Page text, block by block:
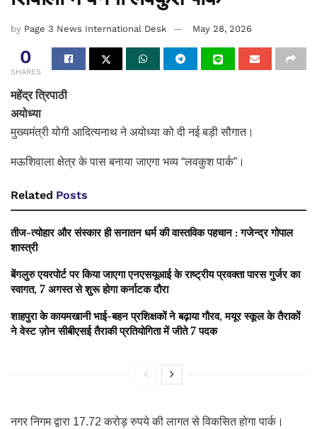
by Page 3 News International Desk May 28, 2026
0
SHARES
महेंद्र त्रिपाठी
अयोध्या
मुख्यमंत्री योगी आदित्यनाथ ने अयोध्या को दी नई बड़ी सौगात।
मऊशिवाला क्षेत्र के पास बनाया जाएगा भव्य “लवकुश पार्क”।
Related Posts
तीज-त्योहार और संस्कार ही सनातन धर्म की वास्तविक पहचान : गजेन्द्र गोपाल
शास्त्री
बेंगलुरु एयरपोर्ट पर किया जाएगा एनएसयूआई के राष्ट्रीय प्रवक्ता पारस गुर्जर का
स्वागत, 7 अगस्त से शुरू होगा कर्नाटक दौरा
शाहपुरा के कायमखानी भाई-बहन प्रशिक्षकों ने बढ़ाया गौरव, मयूर स्कूल के तैराकों
ने वेस्ट ज़ोन सीबीएसई तैराकी प्रतियोगिता में जीते 7 पदक
नगर निगम द्वारा 17.72 करोड़ रुपये की लागत से विकसित होगा पार्क।